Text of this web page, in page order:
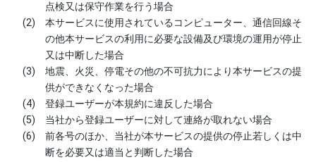
点検又は保守作業を行う場合
本サービスに使用されているコンピューター、通信回線そ
の他本サービスの利用に必要な設備及び環境の運用が停止
又は中断した場合
地震、火災、停電その他の不可抗力により本サービスの提
供ができなくなった場合
登録ユーザーが本規約に違反した場合
当社から登録ユーザーに対して連絡が取れない場合
前各号のほか、当社が本サービスの提供の停止若しくは中
断を必要又は適当と判断した場合